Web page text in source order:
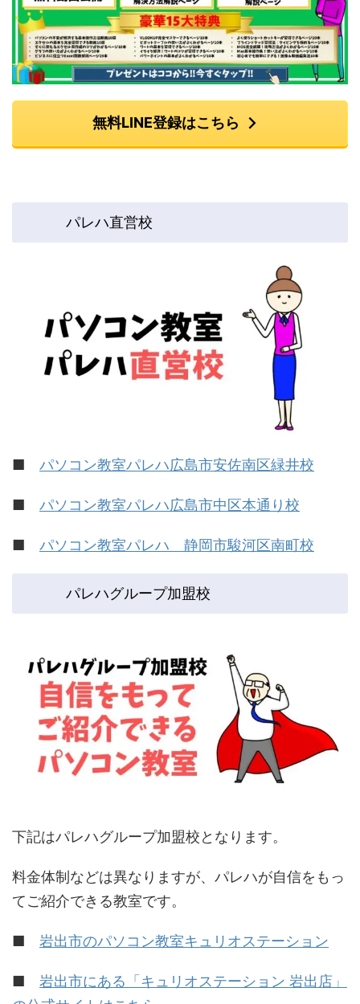
無料LINE登録はこちら
パレハ直営校
■ パソコン教室パレハ広島市安佐南区緑井校
■ パソコン教室パレハ広島市中区本通り校
■ パソコン教室パレハ 静岡市駿河区南町校
パレハグループ加盟校
下記はパレハグループ加盟校となります。
料金体制などは異なりますが、パレハが自信をもっ
てご紹介できる教室です。
■ 岩出市のパソコン教室キュリオステーション
■ 岩出市にある「キュリオステーション 岩出店」